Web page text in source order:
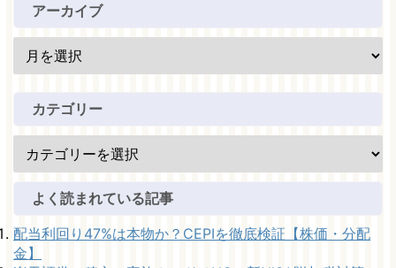
アーカイブ
カテゴリー
よく読まれている記事
配当利回り47%は本物か？CEPIを徹底検証【株価・分配
金】